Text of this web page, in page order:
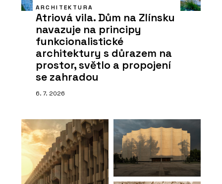
ARCHITEKTURA
Atriová vila. Dům na Zlínsku
navazuje na principy
funkcionalistické
architektury s důrazem na
prostor, světlo a propojení
se zahradou
6. 7. 2026